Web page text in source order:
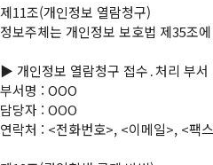
제11조(개인정보 열람청구)
정보주체는 개인정보 보호법 제35조
▶ 개인정보 열람청구 접수․처리 부서
부서명 : OOO
담당자 : OOO
연락처 : <전화번호>, <이메일>, <팩